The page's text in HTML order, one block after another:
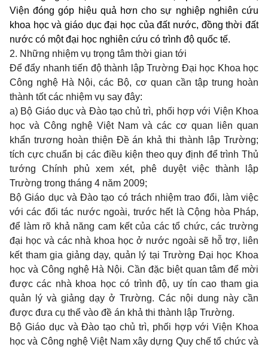
Viện đóng góp hiệu quả hơn cho sự nghiệp nghiên cứu
khoa học và giáo dục đại học của đất nước, đồng thời đất
nước có một đại học nghiên cứu có trình độ quốc tế.
2. Những nhiệm vụ trọng tâm thời gian tới
Để đẩy nhanh tiến độ thành lập Trường Đại học Khoa học
Công nghệ Hà Nội, các Bộ, cơ quan cần tập trung hoàn
thành tốt các nhiệm vụ say đây:
a) Bộ Giáo dục và Đào tạo chủ trì, phối hợp với Viện Khoa
học và Công nghệ Việt Nam và các cơ quan liên quan
khẩn trương hoàn thiện Đề án khả thi thành lập Trường;
tích cực chuẩn bị các điều kiện theo quy định để trình Thủ
tướng Chính phủ xem xét, phê duyệt việc thành lập
Trường trong tháng 4 năm 2009;
Bộ Giáo dục và Đào tạo có trách nhiệm trao đổi, làm việc
với các đối tác nước ngoài, trước hết là Cộng hòa Pháp,
để làm rõ khả năng cam kết của các tổ chức, các trường
đại học và các nhà khoa học ở nước ngoài sẽ hỗ trợ, liên
kết tham gia giảng dạy, quản lý tại Trường Đại học Khoa
học và Công nghệ Hà Nội. Cần đặc biệt quan tâm để mời
được các nhà khoa học có trình độ, uy tín cao tham gia
quản lý và giảng dạy ở Trường. Các nội dung này cần
được đưa cụ thể vào đề án khả thi thành lập Trường.
Bộ Giáo dục và Đào tạo chủ trì, phối hợp với Viện Khoa
học và Công nghệ Việt Nam xây dựng Quy chế tổ chức và